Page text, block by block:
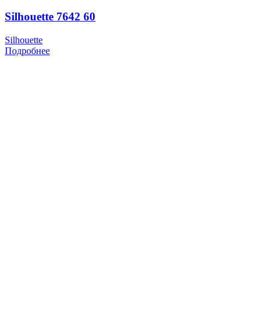
Silhouette 7642 60
Silhouette
Подробнее